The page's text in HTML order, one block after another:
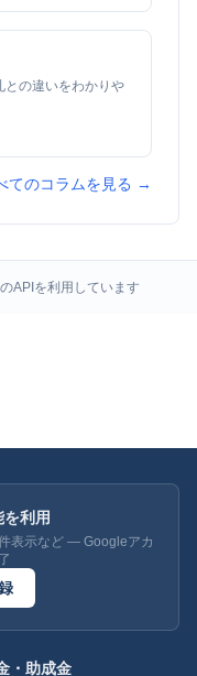
との違いをわかりや
てのコラムを見る →
のAPIを利用しています
利用
表示など — Googleアカ
・助成金